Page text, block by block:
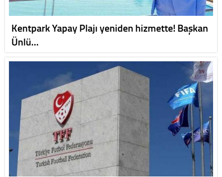
Kentpark Yapay Plajı yeniden hizmette! Başkan
Ünlü…